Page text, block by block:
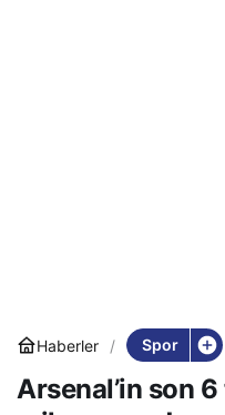
Haberler Spor
Arsenal’in son